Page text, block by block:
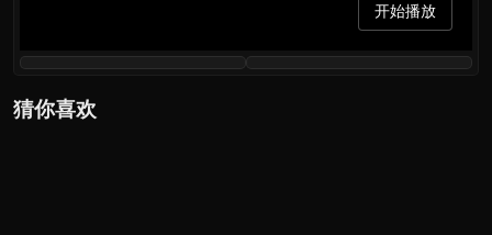
开始播放
猜你喜欢